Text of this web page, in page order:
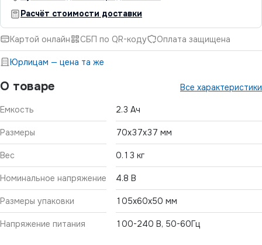
О товаре Все характеристики
Емкость 2.3 Ач
Размеры 70x37x37 мм
Вес 0.13 кг
Номинальное напряжение 4.8 В
Размеры упаковки 105x60x50 мм
Напряжение питания 100-240 В, 50-60Гц
Расчёт стоимости доставки
Картой онлайн СБП по QR-коду Оплата защищена
Юрлицам — цена та же